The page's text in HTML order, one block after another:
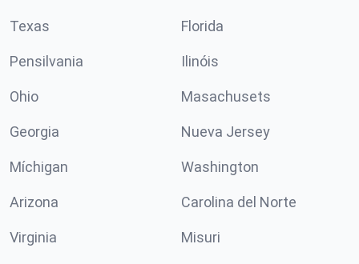
Texas Florida
Pensilvania Ilinóis
Ohio Masachusets
Georgia Nueva Jersey
Míchigan Washington
Arizona Carolina del Norte
Virginia Misuri